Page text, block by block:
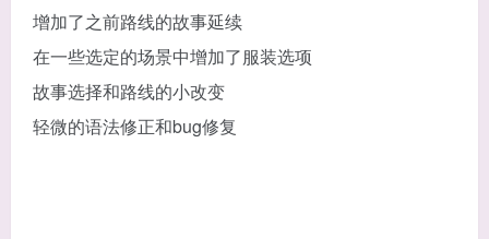
增加了之前路线的故事延续
在一些选定的场景中增加了服装选项
故事选择和路线的小改变
轻微的语法修正和bug修复